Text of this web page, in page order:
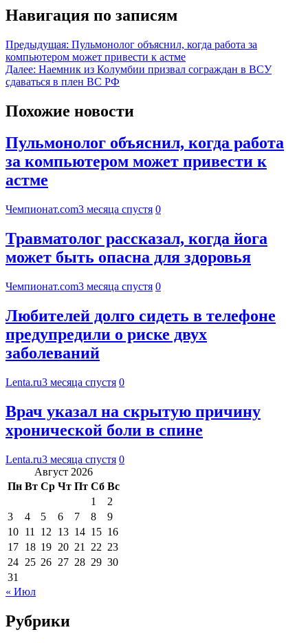
Навигация по записям
Предыдущая: Пульмонолог объяснил, когда работа за
компьютером может привести к астме
Далее: Наемник из Колумбии призвал сограждан в ВСУ
сдаваться в плен ВС РФ
Похожие новости
Пульмонолог объяснил, когда работа
за компьютером может привести к
астме
Чемпионат.com3 месяца спустя 0
Травматолог рассказал, когда йога
может быть опасна для здоровья
Чемпионат.com3 месяца спустя 0
Любителей долго сидеть в телефоне
предупредили о риске двух
заболеваний
Lenta.ru3 месяца спустя 0
Врач указал на скрытую причину
хронической боли в спине
Lenta.ru3 месяца спустя 0
Август 2026
Пн Вт Ср Чт Пт Сб Вс
1
2
3
4 5 6 7 8
9
10 11 12 13 14 15 16
17 18 19 20 21 22 23
24 25 26 27 28 29 30
31
« Июл
Рубрики